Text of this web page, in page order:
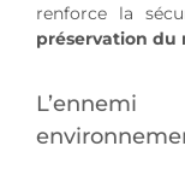
renforce la
préservation du